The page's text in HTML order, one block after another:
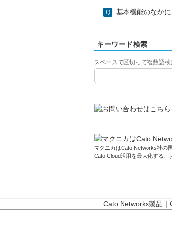
基本機能のなか
キーワード検索
スペースで区切って複数語
マクニカはCato Networks社の
Cato Cloud活用を最大化する、
Cato Networks製品 ｜